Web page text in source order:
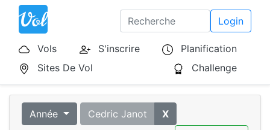
Login
Vols S'inscrire
Planification
Sites De Vol
Challenge
Année Cedric Janot
X